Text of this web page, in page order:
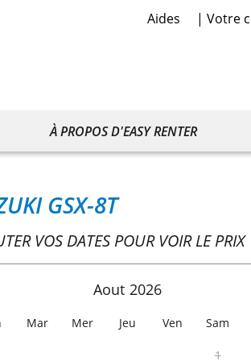
Aides Votre
À PROPOS D'EASY RENTER
GSX-8T
VOS DATES POUR VOIR LE PRIX
Aout 2026
Mar Mer Jeu Ven Sam
1